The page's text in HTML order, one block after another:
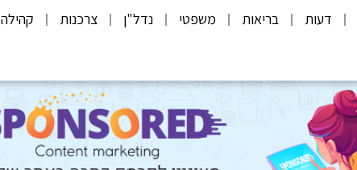
דעות בריאות משפטי נדל"ן צרכנות קהילה